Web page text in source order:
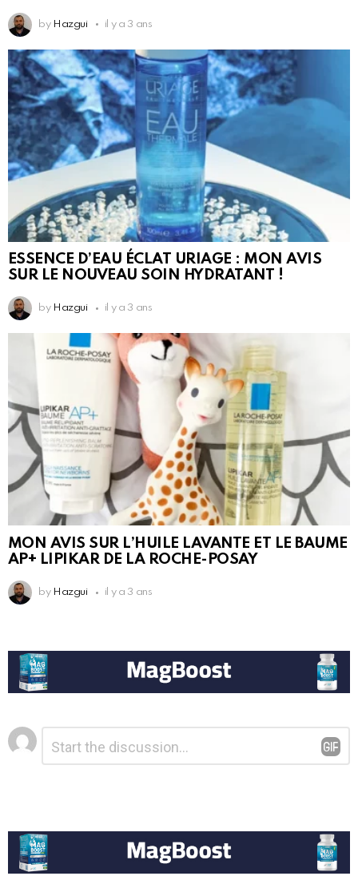
by Hazgui il y a 3 ans
ESSENCE D’EAU ÉCLAT URIAGE : MON AVIS
SUR LE NOUVEAU SOIN HYDRATANT !
by Hazgui il y a 3 ans
MON AVIS SUR L’HUILE LAVANTE ET LE BAUME
AP+ LIPIKAR DE LA ROCHE-POSAY
by Hazgui il y a 3 ans
Laisser
un
commentaire